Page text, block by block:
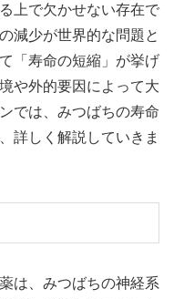
上で欠かせない存在で
減少が世界的な問題と
「寿命の短縮」が挙げ
や外的要因によって大
では、みつばちの寿命
詳しく解説していきま
は、みつばちの神経系